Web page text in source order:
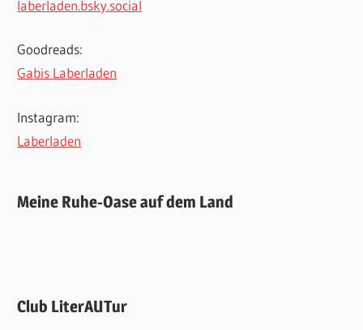
laberladen.bsky.social
Goodreads:
Gabis Laberladen
Instagram:
Laberladen
Meine Ruhe-Oase auf dem Land
Club LiterAUTur